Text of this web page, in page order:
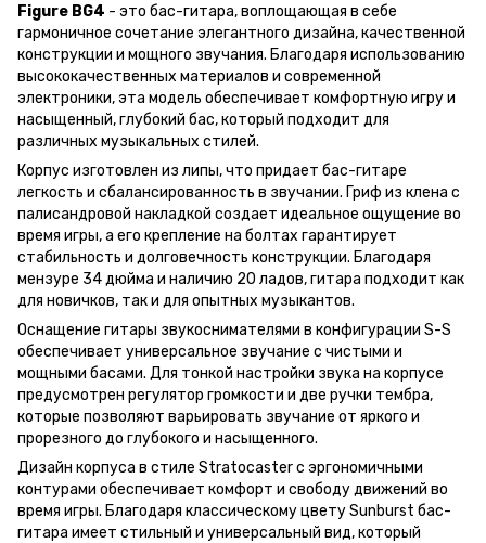
Figure BG4 - это бас-гитара, воплощающая в себе
гармоничное сочетание элегантного дизайна, качественной
конструкции и мощного звучания. Благодаря использованию
высококачественных материалов и современной
электроники, эта модель обеспечивает комфортную игру и
насыщенный, глубокий бас, который подходит для
различных музыкальных стилей.
Корпус изготовлен из липы, что придает бас-гитаре
легкость и сбалансированность в звучании. Гриф из клена с
палисандровой накладкой создает идеальное ощущение во
время игры, а его крепление на болтах гарантирует
стабильность и долговечность конструкции. Благодаря
мензуре 34 дюйма и наличию 20 ладов, гитара подходит как
для новичков, так и для опытных музыкантов.
Оснащение гитары звукоснимателями в конфигурации S-S
обеспечивает универсальное звучание с чистыми и
мощными басами. Для тонкой настройки звука на корпусе
предусмотрен регулятор громкости и две ручки тембра,
которые позволяют варьировать звучание от яркого и
прорезного до глубокого и насыщенного.
Дизайн корпуса в стиле Stratocaster с эргономичными
контурами обеспечивает комфорт и свободу движений во
время игры. Благодаря классическому цвету Sunburst бас-
гитара имеет стильный и универсальный вид, который